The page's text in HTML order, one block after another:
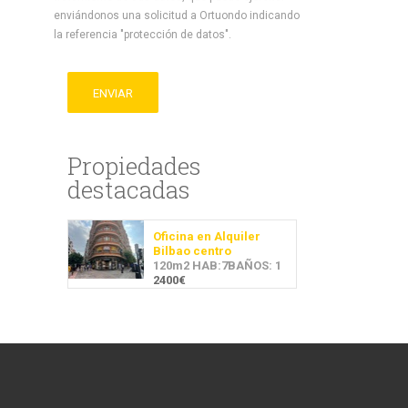
enviándonos una solicitud a Ortuondo indicando
la referencia "protección de datos".
ENVIAR
Propiedades
destacadas
Oficina en Alquiler
Bilbao centro
120m2 HAB:7BAÑOS: 1
2400€